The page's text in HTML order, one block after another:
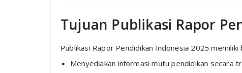
Tujuan Publikasi Rapor
Publikasi Rapor Pendidikan Indonesia 2025
Menyediakan informasi mutu pendidikan secara